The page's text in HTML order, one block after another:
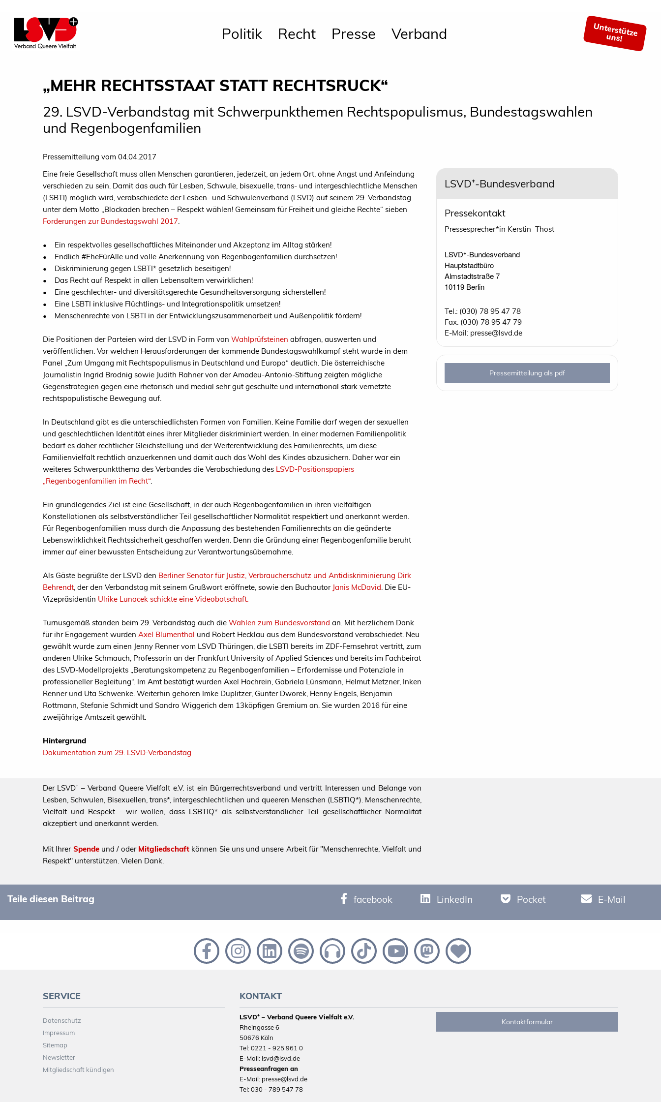
Politik Recht Presse Verband Unterstütze
uns!
„MEHR RECHTSSTAAT STATT RECHTSRUCK“
29. LSVD-Verbandstag mit Schwerpunkthemen Rechtspopulismus, Bundestagswahlen
und Regenbogenfamilien
Pressemitteilung vom 04.04.2017
Eine freie Gesellschaft muss allen Menschen garantieren, jederzeit, an jedem Ort, ohne Angst und Anfeindung
verschieden zu sein. Damit das auch für Lesben, Schwule, bisexuelle, trans- und intergeschlechtliche Menschen
(LSBTI) möglich wird, verabschiedete der Lesben- und Schwulenverband (LSVD) auf seinem 29. Verbandstag
unter dem Motto „Blockaden brechen – Respekt wählen! Gemeinsam für Freiheit und gleiche Rechte“ sieben
Forderungen zur Bundestagswahl 2017.
• Ein respektvolles gesellschaftliches Miteinander und Akzeptanz im Alltag stärken!
• Endlich #EheFürAlle und volle Anerkennung von Regenbogenfamilien durchsetzen!
• Diskriminierung gegen LSBTI* gesetzlich beseitigen!
• Das Recht auf Respekt in allen Lebensaltern verwirklichen!
• Eine geschlechter- und diversitätsgerechte Gesundheitsversorgung sicherstellen!
• Eine LSBTI inklusive Flüchtlings- und Integrationspolitik umsetzen!
• Menschenrechte von LSBTI in der Entwicklungszusammenarbeit und Außenpolitik fördern!
Die Positionen der Parteien wird der LSVD in Form von Wahlprüfsteinen abfragen, auswerten und
veröffentlichen. Vor welchen Herausforderungen der kommende Bundestagswahlkampf steht wurde in dem
Panel „Zum Umgang mit Rechtspopulismus in Deutschland und Europa“ deutlich. Die österreichische
Journalistin Ingrid Brodnig sowie Judith Rahner von der Amadeu-Antonio-Stiftung zeigten mögliche
Gegenstrategien gegen eine rhetorisch und medial sehr gut geschulte und international stark vernetzte
rechtspopulistische Bewegung auf.
In Deutschland gibt es die unterschiedlichsten Formen von Familien. Keine Familie darf wegen der sexuellen
und geschlechtlichen Identität eines ihrer Mitglieder diskriminiert werden. In einer modernen Familienpolitik
bedarf es daher rechtlicher Gleichstellung und der Weiterentwicklung des Familienrechts, um diese
Familienvielfalt rechtlich anzuerkennen und damit auch das Wohl des Kindes abzusichern. Daher war ein
weiteres Schwerpunktthema des Verbandes die Verabschiedung des LSVD-Positionspapiers
„Regenbogenfamilien im Recht“.
Ein grundlegendes Ziel ist eine Gesellschaft, in der auch Regenbogenfamilien in ihren vielfältigen
Konstellationen als selbstverständlicher Teil gesellschaftlicher Normalität respektiert und anerkannt werden.
Für Regenbogenfamilien muss durch die Anpassung des bestehenden Familienrechts an die geänderte
Lebenswirklichkeit Rechtssicherheit geschaffen werden. Denn die Gründung einer Regenbogenfamilie beruht
immer auf einer bewussten Entscheidung zur Verantwortungsübernahme.
Als Gäste begrüßte der LSVD den Berliner Senator für Justiz, Verbraucherschutz und Antidiskriminierung Dirk
Behrendt, der den Verbandstag mit seinem Grußwort eröffnete, sowie den Buchautor Janis McDavid. Die EU-
Vizepräsidentin Ulrike Lunacek schickte eine Videobotschaft.
Turnusgemäß standen beim 29. Verbandstag auch die Wahlen zum Bundesvorstand an. Mit herzlichem Dank
für ihr Engagement wurden Axel Blumenthal und Robert Hecklau aus dem Bundesvorstand verabschiedet. Neu
gewählt wurde zum einen Jenny Renner vom LSVD Thüringen, die LSBTI bereits im ZDF-Fernsehrat vertritt, zum
anderen Ulrike Schmauch, Professorin an der Frankfurt University of Applied Sciences und bereits im Fachbeirat
des LSVD-Modellprojekts „Beratungskompetenz zu Regenbogenfamilien – Erfordernisse und Potenziale in
professioneller Begleitung“. Im Amt bestätigt wurden Axel Hochrein, Gabriela Lünsmann, Helmut Metzner, Inken
Renner und Uta Schwenke. Weiterhin gehören Imke Duplitzer, Günter Dworek, Henny Engels, Benjamin
Rottmann, Stefanie Schmidt und Sandro Wiggerich dem 13köpfigen Gremium an. Sie wurden 2016 für eine
zweijährige Amtszeit gewählt.
Hintergrund
Dokumentation zum 29. LSVD-Verbandstag
LSVD⁺-Bundesverband
Pressekontakt
Pressesprecher*in Kerstin Thost
LSVD⁺-Bundesverband
Hauptstadtbüro
Almstadtstraße 7
10119 Berlin
Tel.: (030) 78 95 47 78
Fax: (030) 78 95 47 79
E-Mail: presse@lsvd.de
Pressemitteilung als pdf
Der LSVD⁺ – Verband Queere Vielfalt e.V. ist ein Bürgerrechtsverband und vertritt Interessen und Belange von
Lesben, Schwulen, Bisexuellen, trans*, intergeschlechtlichen und queeren Menschen (LSBTIQ*). Menschenrechte,
Vielfalt und Respekt - wir wollen, dass LSBTIQ* als selbstverständlicher Teil gesellschaftlicher Normalität
akzeptiert und anerkannt werden.
Mit Ihrer Spendeund / oder Mitgliedschaftkönnen Sie uns und unsere Arbeit für "Menschenrechte, Vielfalt und
Respekt" unterstützen. Vielen Dank.
Teile diesen Beitrag facebook LinkedIn Pocket E-Mail
SERVICE
Datenschutz
Impressum
Sitemap
Newsletter
Mitgliedschaft kündigen
KONTAKT
LSVD⁺ – Verband Queere Vielfalt e.V.
Rheingasse 6
50676 Köln
Tel: 0221 - 925 961 0
E-Mail: lsvd@lsvd.de
Presseanfragen an
E-Mail: presse@lsvd.de
Tel: 030 - 789 547 78
Kontaktformular